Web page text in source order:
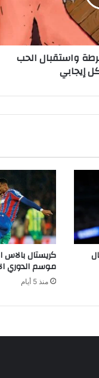
واستقبال الحب
إيجابي
كريستال بالاس
موسم الدوري
منذ 5 أيام